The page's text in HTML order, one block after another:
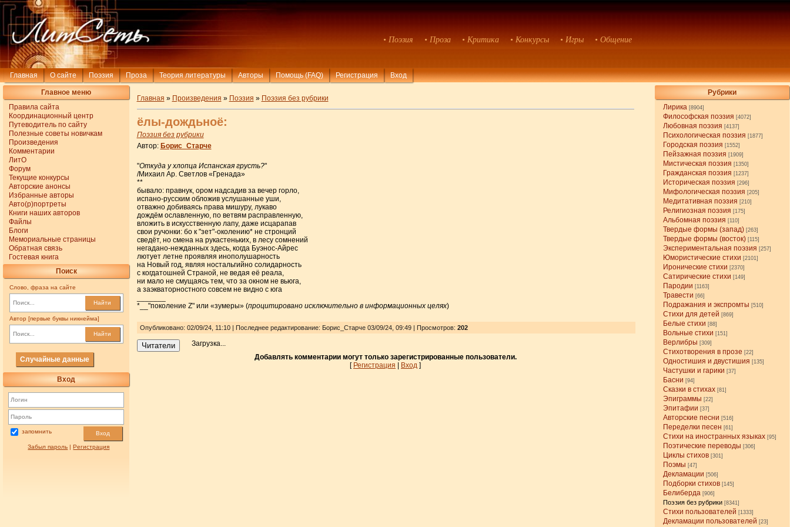
• Поэзия • Проза • Критика • Конкурсы • Игры • Общение
Главная О сайте Поэзия Проза Теория литературы Авторы Помощь (FAQ) Регистрация Вход
Главное меню
Правила сайта
Координационный центр
Путеводитель по сайту
Полезные советы новичкам
Произведения
Комментарии
ЛитО
Форум
Текущие конкурсы
Авторские анонсы
Избранные авторы
Авто(р)портреты
Книги наших авторов
Файлы
Блоги
Мемориальные страницы
Обратная связь
Гостевая книга
Поиск
Слово, фраза на сайте
Найти
Автор [первые буквы никнейма]
Найти
Случайные данные
Вход
запомнить Вход
Забыл пароль |Регистрация
Рубрики
Лирика [8904]
Философская поэзия [4072]
Любовная поэзия [4137]
Психологическая поэзия [1877]
Городская поэзия [1552]
Пейзажная поэзия [1909]
Мистическая поэзия [1350]
Гражданская поэзия [1237]
Историческая поэзия [296]
Мифологическая поэзия [205]
Медитативная поэзия [210]
Религиозная поэзия [175]
Альбомная поэзия [110]
Твердые формы (запад) [263]
Твердые формы (восток) [115]
Экспериментальная поэзия [257]
Юмористические стихи [2101]
Иронические стихи [2370]
Сатирические стихи [149]
Пародии [1163]
Травести [66]
Подражания и экспромты [510]
Стихи для детей [869]
Белые стихи [88]
Вольные стихи [151]
Верлибры [309]
Стихотворения в прозе [22]
Одностишия и двустишия [135]
Частушки и гарики [37]
Басни [94]
Сказки в стихах [81]
Эпиграммы [22]
Эпитафии [37]
Авторские песни [516]
Переделки песен [61]
Стихи на иностранных языках [95]
Поэтические переводы [306]
Циклы стихов [301]
Поэмы [47]
Декламации [506]
Подборки стихов [145]
Белиберда [906]
Поэзия без рубрики [8341]
Стихи пользователей [1333]
Декламации пользователей [23]
Главная » Произведения » Поэзия » Поэзия без рубрики
ёлы-дождьноё:
Поэзия без рубрики
Автор: Борис_Старче
"Откуда у хлопца Испанская грусть?"
/Михаил Ар. Светлов «Гренада»
**
бывало: правнук, ором надсадив за вечер горло,
испано-русским обложив услушанные уши,
отважно добиваясь права мишуру, лукаво
дождём ославленную, по ветвям расправленную,
вложить в искусственную лапу, даже исцарапав
свои ручонки: бо к "зет"-околению* не стронций
сведёт, но смена на рукастеньких, в лесу сомнений
негадано-нежданных здесь, когда Буэнос-Айрес
лютует летне проявляя инополушарность
на Новый год, являя ностальгийно солидарность
с когдатошней Страной, не ведая её реала,
ни мало не смущаясь тем, что за окном не вьюга,
а заэкваторностного совсем не видно с юга
*__"поколение Z" или «зумеры» (процитировано исключительно в информационных целях)
Опубликовано: 02/09/24, 11:10 | Последнее редактирование: Борис_Старче 03/09/24, 09:49 | Просмотров: 202
Читатели
Загрузка...
Добавлять комментарии могут только зарегистрированные пользователи.
[ Регистрация | Вход ]